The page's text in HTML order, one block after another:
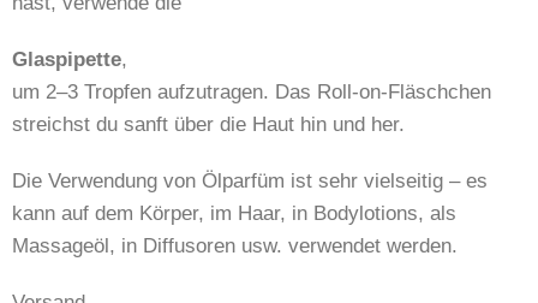
Glaspipette,
um 2–3 Tropfen aufzutragen. Das Roll-on-Fläschchen
streichst du sanft über die Haut hin und her.
Die Verwendung von Ölparfüm ist sehr vielseitig – es
kann auf dem Körper, im Haar, in Bodylotions, als
Massageöl, in Diffusoren usw. verwendet werden.